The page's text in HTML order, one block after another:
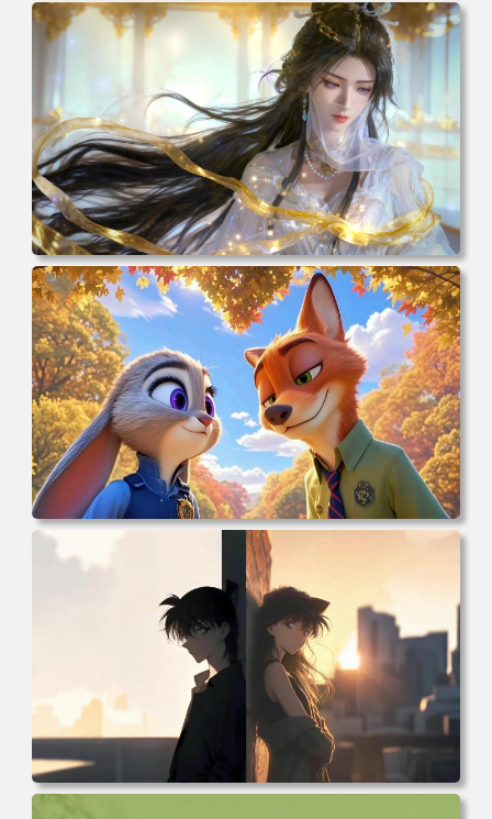
电脑壁纸 动漫 凡人修仙传 韩立 结婴 4k壁纸 3840x2160 电
脑桌面 高清壁纸 壁纸下载 壁纸大全
电脑壁纸 动漫 紫灵 冰清玉洁《凡人修仙传》4k壁纸 3840x2
160 电脑桌面 高清壁纸 壁纸下载 壁纸大全
电脑壁纸 动漫 兔子朱迪 狐狸尼克 疯狂动物城 秋叶 秋天森
林 蓝天 4k壁纸 电脑桌面 高清壁纸 壁纸下载 壁纸大全
电脑壁纸 柯南和小兰背靠背 夕阳 日落 4K动漫壁纸 电脑桌